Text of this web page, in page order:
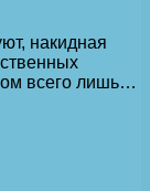
накидная
всего лишь…